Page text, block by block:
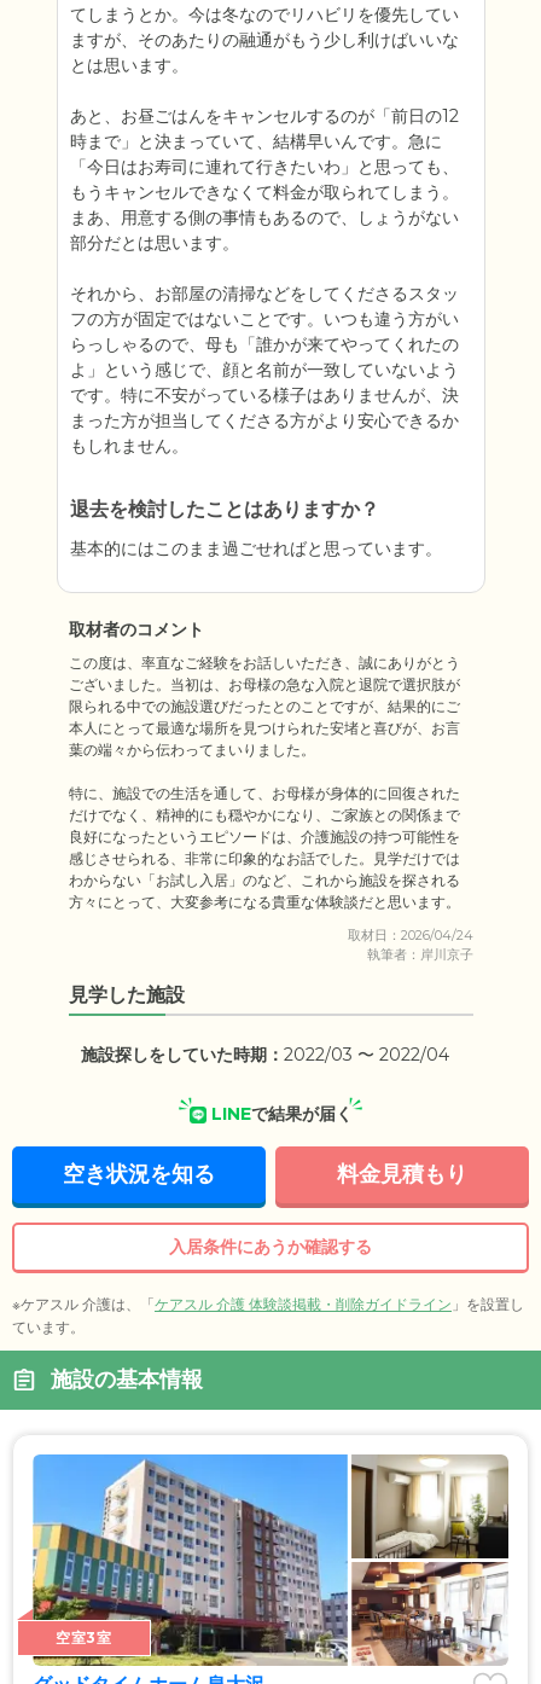
てしまうとか。今は冬なのでリハビリを優先してい
ますが、そのあたりの融通がもう少し利けばいいな
とは思います。
あと、お昼ごはんをキャンセルするのが「前日の12
時まで」と決まっていて、結構早いんです。急に
「今日はお寿司に連れて行きたいわ」と思っても、
もうキャンセルできなくて料金が取られてしまう。
まあ、用意する側の事情もあるので、しょうがない
部分だとは思います。
それから、お部屋の清掃などをしてくださるスタッ
フの方が固定ではないことです。いつも違う方がい
らっしゃるので、母も「誰かが来てやってくれたの
よ」という感じで、顔と名前が一致していないよう
です。特に不安がっている様子はありませんが、決
まった方が担当してくださる方がより安心できるか
退去を検討したことはありますか？
基本的にはこのまま過ごせればと思っています。
取材者のコメント
この度は、率直なご経験をお話しいただき、誠にありがとう
ございました。当初は、お母様の急な入院と退院で選択肢が
限られる中での施設選びだったとのことですが、結果的にご
本人にとって最適な場所を見つけられた安堵と喜びが、お言
葉の端々から伝わってまいりました。
特に、施設での生活を通して、お母様が身体的に回復された
だけでなく、精神的にも穏やかになり、ご家族との関係まで
良好になったというエピソードは、介護施設の持つ可能性を
感じさせられる、非常に印象的なお話でした。見学だけでは
わからない「お試し入居」のなど、これから施設を探される
方々にとって、大変参考になる貴重な体験談だと思います。
取材日：2026/04/24
執筆者：岸川京子
見学した施設
施設探しをしていた時期： 2022/03 〜 2022/04
LINEで結果が届く
空き状況を知る 料金見積もり
入居条件にあうか確認する
※ケアスル 介護は、「ケアスル 介護 体験談掲載・削除ガイドライン 」を設置し
ています。
施設の基本情報
空室3室